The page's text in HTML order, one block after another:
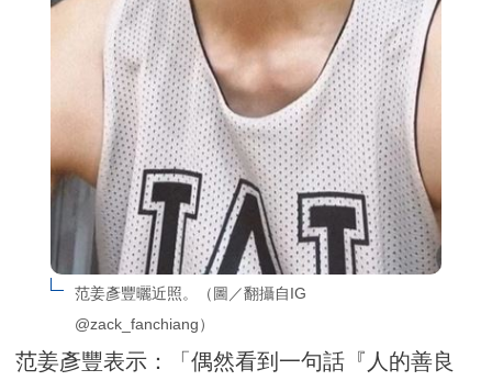
范姜彥豐曬近照。（圖／翻攝自IG
@zack_fanchiang）
范姜彥豐表示：「偶然看到一句話『人的善良